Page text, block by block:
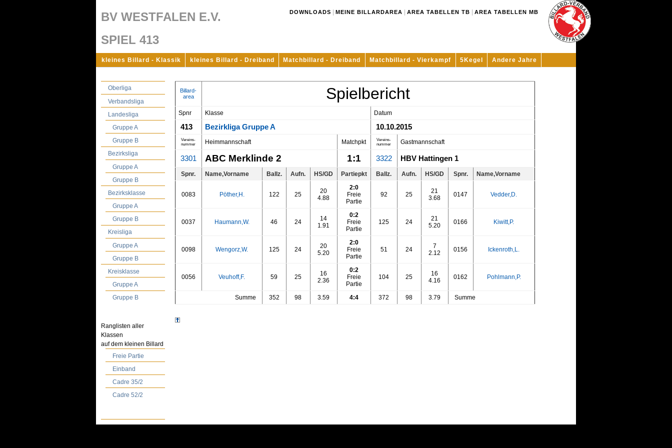
BV WESTFALEN E.V. DOWNLOADS MEINE BILLARDAREA AREA TABELLEN TB AREA TABELLEN MB
SPIEL 413
kleines Billard - Klassik kleines Billard - Dreiband Matchbillard - Dreiband Matchbillard - Vierkampf 5Kegel Andere Jahre
Oberliga
Verbandsliga
Landesliga
Gruppe A
Gruppe B
Bezirksliga
Gruppe A
Gruppe B
Bezirksklasse
Gruppe A
Gruppe B
Kreisliga
Gruppe A
Gruppe B
Kreisklasse
Gruppe A
Gruppe B
Ranglisten aller
Klassen
auf dem kleinen Billard
Freie Partie
Einband
Cadre 35/2
Cadre 52/2
Billard-
area
Spielbericht
Spnr Klasse Datum
413 Bezirkliga Gruppe A 10.10.2015
Vereins-
nummer
Heimmannschaft Matchpkt
Vereins-
nummer
Gastmannschaft
3301 ABC Merklinde 2 1:1 3322 HBV Hattingen 1
Spnr. Name,Vorname Ballz. Aufn. HS/GD Partiepkt Ballz. Aufn. HS/GD Spnr. Name,Vorname
0083 Pöther,H. 122 25
20
4.88
2:0
Freie
Partie
92 25
21
3.68
0147 Vedder,D.
0037 Haumann,W. 46 24
14
1.91
0:2
Freie
Partie
125 24
21
5.20
0166 Kiwitt,P.
0098 Wengorz,W. 125 24
20
5.20
2:0
Freie
Partie
51 24
7
2.12
0156 Ickenroth,L.
0056 Veuhoff,F. 59 25
16
2.36
0:2
Freie
Partie
104 25
16
4.16
0162 Pohlmann,P.
Summe 352 98 3.59 4:4 372 98 3.79 Summe